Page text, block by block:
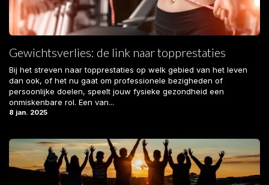
Gewichtsverlies: de link naar topprestaties
Bij het streven naar topprestaties op welk gebied van het leven
dan ook, of het nu gaat om professionele bezigheden of
persoonlijke doelen, speelt jouw fysieke gezondheid een
onmiskenbare rol. Een van...
8 jan. 2025